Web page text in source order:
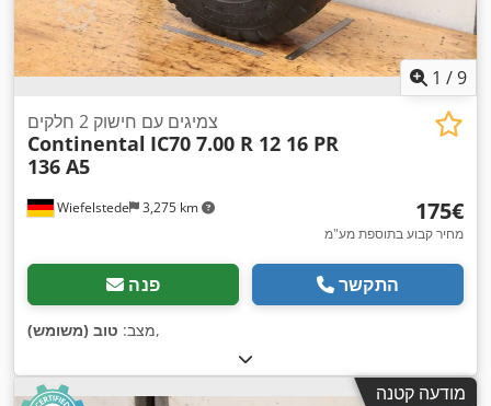
1 /9
Wiefelstede 3,275 km
צמיגים עם חישוק 2 חלקים
Continental IC70 7.00 R 12 16 PR
136 A5
‏175 ‏€
מחיר קבוע בתוספת מע"מ
פנה התקשר
מצב: טוב (משומש) ,
מודעה קטנה